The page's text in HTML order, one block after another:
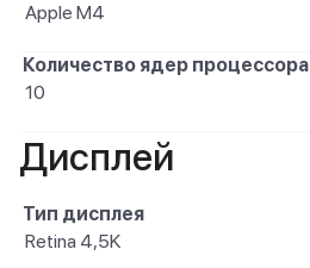
Apple M4
Количество ядер процессора
10
Дисплей
Тип дисплея
Retina 4,5K